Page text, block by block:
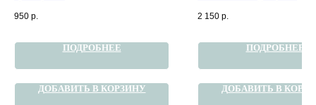
950 р.
ПОДРОБНЕЕ
ДОБАВИТЬ В КОРЗИНУ
2 150 р.
ПОДРОБНЕЕ
ДОБАВИТЬ В